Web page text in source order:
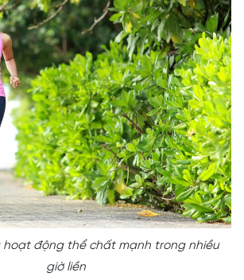
hoạt động thể chất mạnh trong nhiều
giờ liền